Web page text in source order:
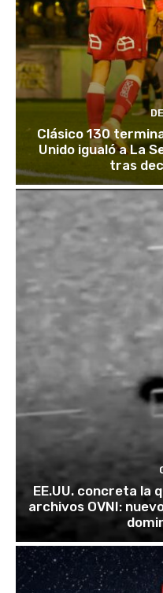
Clásico 130
Unido igualó a La
tras
EE.UU. concreta la
archivos OVNI: